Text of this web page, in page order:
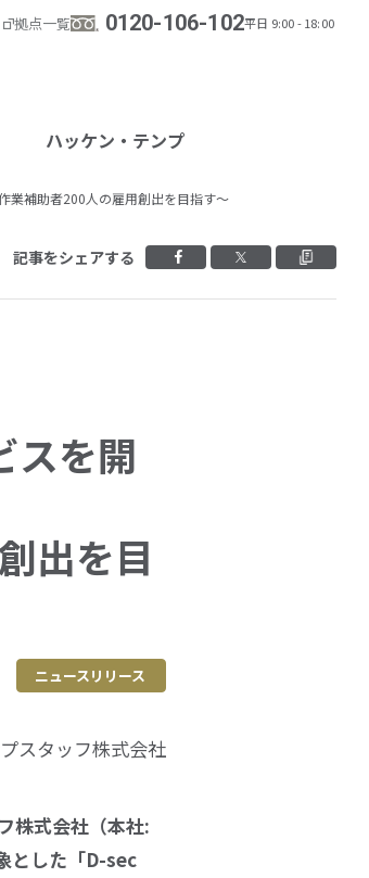
拠点一覧 0120-106-102平日 9:00 - 18:00
ハッケン・テンプ
業補助者200人の雇用創出を目指す～
記事をシェアする Facebookでシェ
Xでシェア
スを開
出を目
ニュースリリース
スタッフ株式会社
株式会社（本社:
とした「D-sec